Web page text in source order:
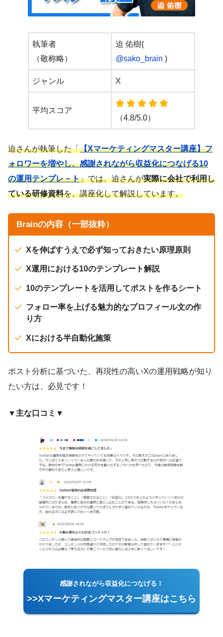
執筆者
（敬称略）
迫 佑樹(
@sako_brain )
ジャンル X
平均スコア
（4.8/5.0）
迫さんが執筆した「【Xマーケティングマスター講座】フ
ォロワーを増やし、感謝されながら収益化につなげる10
の運用テンプレ－ト」では、迫さんが実際に会社で利用し
ている研修資料を、講座化して解説しています。
Brainの内容（一部抜粋）
Xを伸ばすうえで必ず知っておきたい原理原則
X運用における10のテンプレート解説
10のテンプレートを活用してポストを作るシート
フォロー率を上げる魅力的なプロフィール文の作
り方
Xにおける半自動化施策
ポスト分析に基づいた、再現性の高いXの運用戦略が知り
たい方は、必見です！
▼主な口コミ▼
感謝されながら収益化につなげる！
>>Xマーケティングマスター講座はこちら